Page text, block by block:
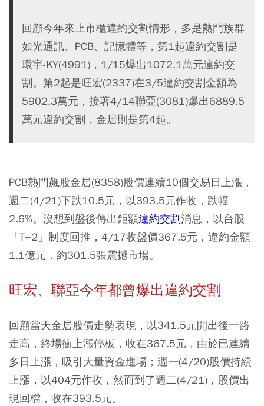
回顧今年來上市櫃違約交割情形，多是熱門族群
如光通訊、PCB、記憶體等，第1起違約交割是
環宇-KY(4991)，1/15爆出1072.1萬元違約交
割。第2起是旺宏(2337)在3/5違約交割金額為
5902.3萬元，接著4/14聯亞(3081)爆出6889.5
萬元違約交割，金居則是第4起。
PCB熱門飆股金居(8358)股價連續10個交易日上漲，
週二(4/21)下跌10.5元，以393.5元作收，跌幅
2.6%。沒想到盤後傳出鉅額違約交割消息，以台股
「T+2」制度回推，4/17收盤價367.5元，違約金額
1.1億元，約301.5張震撼市場。
旺宏、聯亞今年都曾爆出違約交割
回顧當天金居股價走勢表現，以341.5元開出後一路
走高，終場衝上漲停板，收在367.5元，由於已連續
多日上漲，吸引大量資金進場；週一(4/20)股價持續
上漲，以404元作收，然而到了週二(4/21)，股價出
現回檔，收在393.5元。